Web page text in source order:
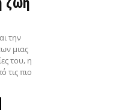
την
μιας
του, η
τις πιο